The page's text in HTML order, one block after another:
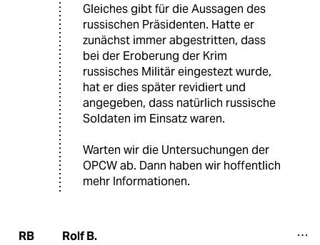
Gleiches gibt für die Aussagen des
russischen Präsidenten. Hatte er
zunächst immer abgestritten, dass
bei der Eroberung der Krim
russisches Militär eingestezt wurde,
hat er dies später revidiert und
angegeben, dass natürlich russische
Soldaten im Einsatz waren.
Warten wir die Untersuchungen der
OPCW ab. Dann haben wir hoffentlich
mehr Informationen.
RB Rolf B.